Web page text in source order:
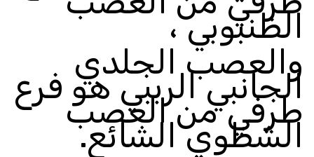
الظنبوبي ،
والعصب الجلدي
الجانبي الرببي هو فرع
طرفي من العصب
الشظوي الشائع.